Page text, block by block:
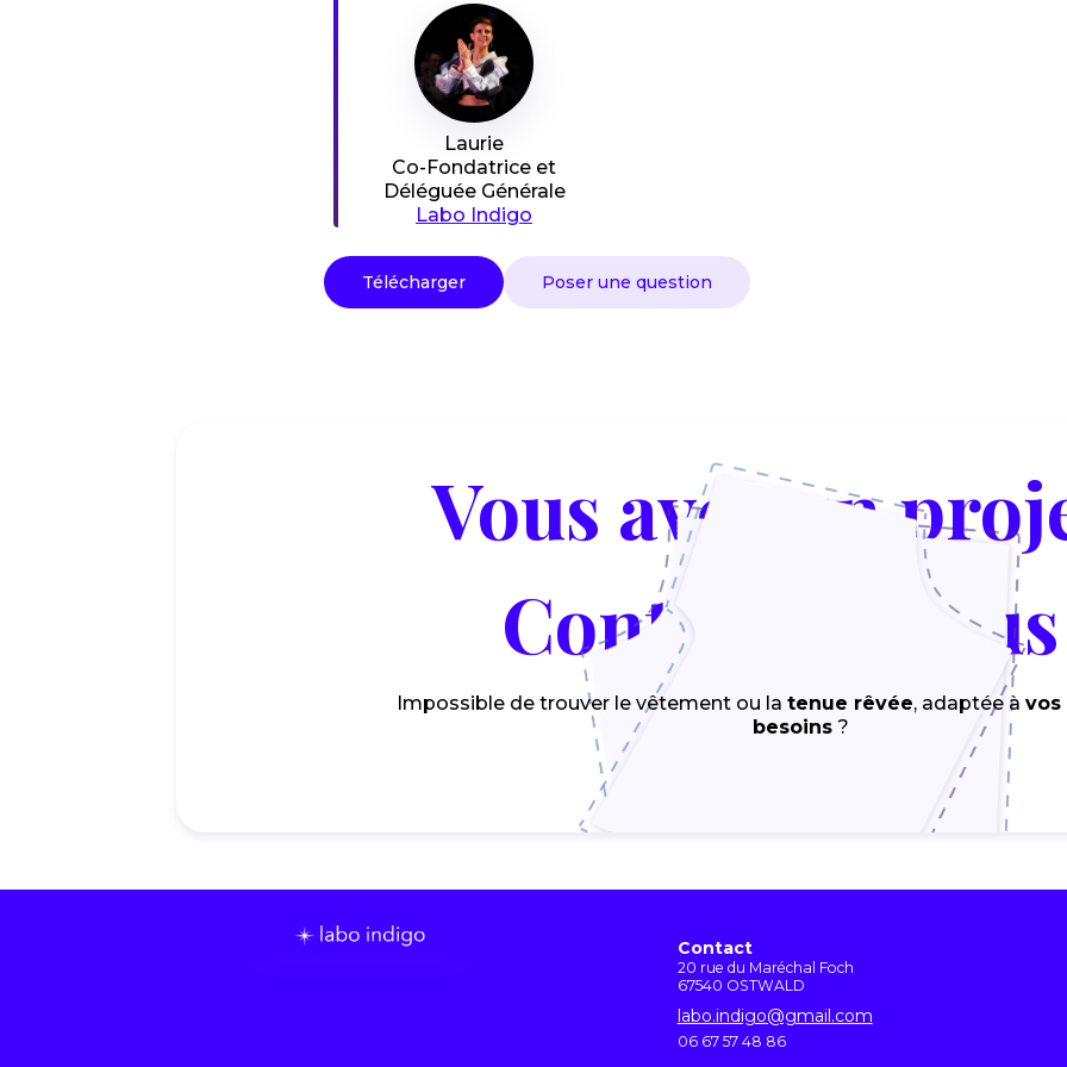
Laurie
Co-Fondatrice et
Déléguée Générale
Labo Indigo
Télécharger Poser une question
Vous avez un
Contactez-
Impossible de trouver le vêtement ou la tenue rêvée, adaptée à vos
besoins?
Contact
20 rue du Maréchal Foch
67540 OSTWALD
labo.indigo@gmail.com
06 67 57 48 86